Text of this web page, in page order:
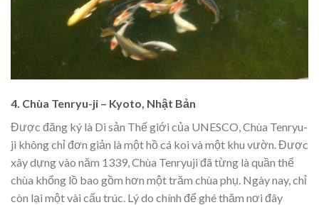
4. Chùa Tenryu-ji – Kyoto, Nhật Bản
Được đăng ký là Di sản Thế giới của UNESCO, Chùa Tenryu-
ji không chỉ đơn giản là một hồ cá koi và một khu vườn. Được
xây dựng vào năm 1339, Chùa Tenryuji đã từng là quần thể
chùa khổng lồ bao gồm hơn một trăm chùa phụ. Ngày nay, chỉ
còn lại một vài cấu trúc. Lý do chính để ghé thăm nơi đây